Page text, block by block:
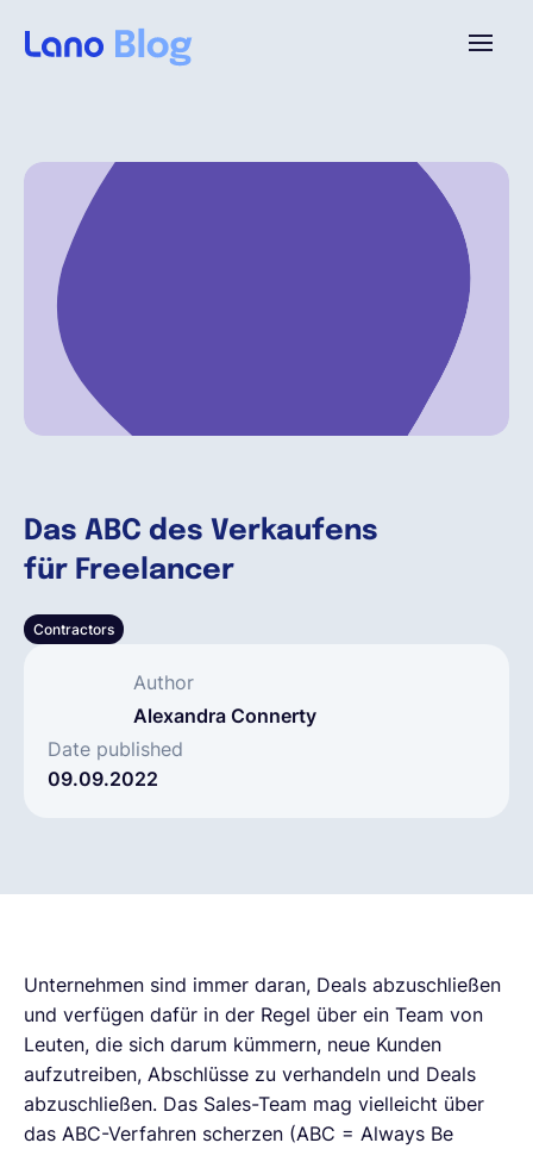
Das ABC des Verkaufens
für Freelancer
Contractors
Author
Alexandra Connerty
Date published
09.09.2022
Warum Lano?
Preise
Ressourcen
Deutsch
Unternehmen sind immer daran, Deals abzuschließen
und verfügen dafür in der Regel über ein Team von
Leuten, die sich darum kümmern, neue Kunden
aufzutreiben, Abschlüsse zu verhandeln und Deals
abzuschließen. Das Sales-Team mag vielleicht über
das ABC-Verfahren scherzen (ABC = Always Be